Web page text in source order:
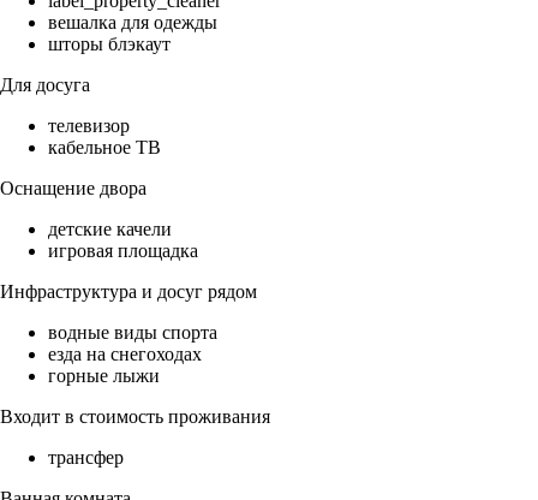
вешалка для одежды
шторы блэкаут
Для досуга
телевизор
кабельное ТВ
Оснащение двора
детские качели
игровая площадка
Инфраструктура и досуг рядом
водные виды спорта
езда на снегоходах
горные лыжи
Входит в стоимость проживания
трансфер